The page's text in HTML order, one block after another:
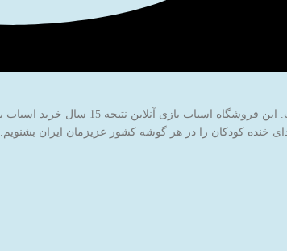
خنده کودکان را در هر گوشه کشور عزیزمان ایران بشنویم.